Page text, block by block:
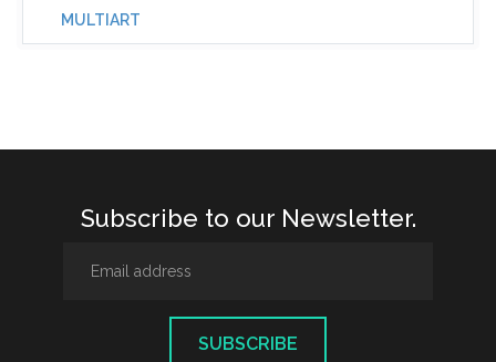
MULTIART
Subscribe to our Newsletter.
SUBSCRIBE